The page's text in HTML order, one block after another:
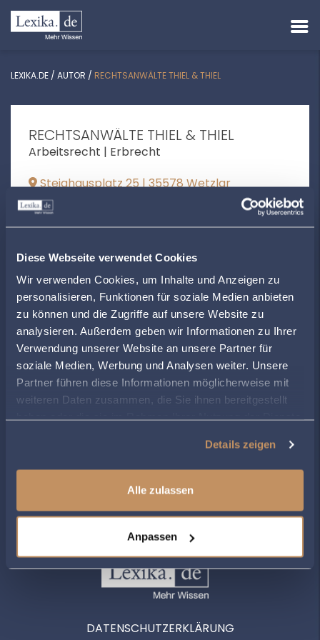
Diese Webseite verwendet Cookies
Wir verwenden Cookies, um Inhalte und Anzeigen zu
personalisieren, Funktionen für soziale Medien anbieten
zu können und die Zugriffe auf unsere Website zu
analysieren. Außerdem geben wir Informationen zu Ihrer
Verwendung unserer Website an unsere Partner für
soziale Medien, Werbung und Analysen weiter. Unsere
Partner führen diese Informationen möglicherweise mit
weiteren Daten zusammen, die Sie ihnen bereitgestellt
haben oder die sie im Rahmen Ihrer Nutzung der Dienste
Details zeigen
Alle zulassen
Anpassen
LEXIKA.DE / AUTOR / RECHTSANWÄLTE THIEL & THIEL
RECHTSANWÄLTE THIEL & THIEL
Arbeitsrecht | Erbrecht
Steighausplatz 25 | 35578 Wetzlar
+496441450140
ÖFFNUNGSZEITEN
Montag 08:00 - 17:00
Dienstag
08:00 - 17:00
Mittwoch
08:00 -
Donnerstag
08:00 - 17:00
Freitag
08:00 - 17:00
ZUR ÜBERSICHT
DATENSCHUTZERKLÄRUNG